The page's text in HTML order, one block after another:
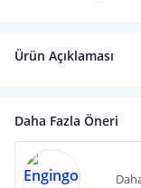
Ürün Açıklaması
Daha Fazla Öneri